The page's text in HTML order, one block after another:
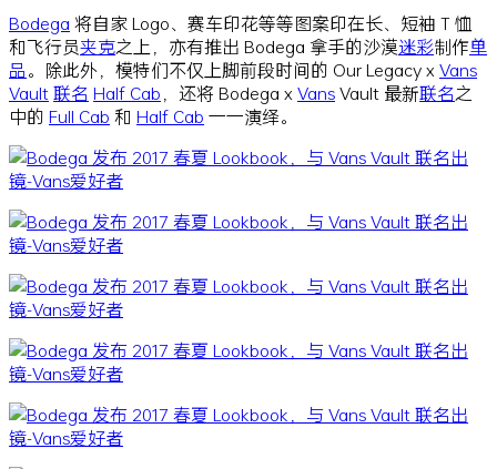
Bodega 将自家 Logo、赛车印花等等图案印在长、短袖 T 恤
和飞行员夹克之上，亦有推出 Bodega 拿手的沙漠迷彩制作单
品。除此外，模特们不仅上脚前段时间的 Our Legacy x Vans
Vault联名 Half Cab ，还将 Bodega x VansVault 最新联名之
中的 Full Cab 和 Half Cab 一一演绎。